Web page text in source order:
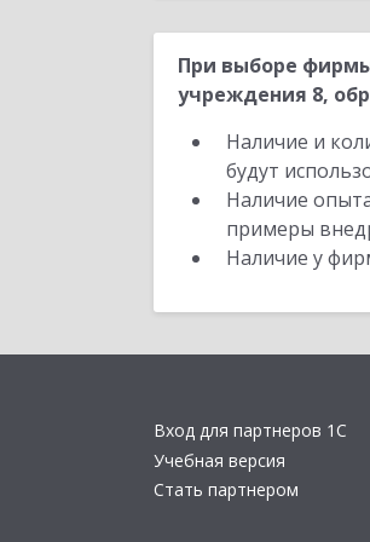
При выборе
учреждения 8,
Наличие и
будут
Наличие
примеры
Наличие у
Вход для партнеров 1С
Учебная версия
Стать партнером